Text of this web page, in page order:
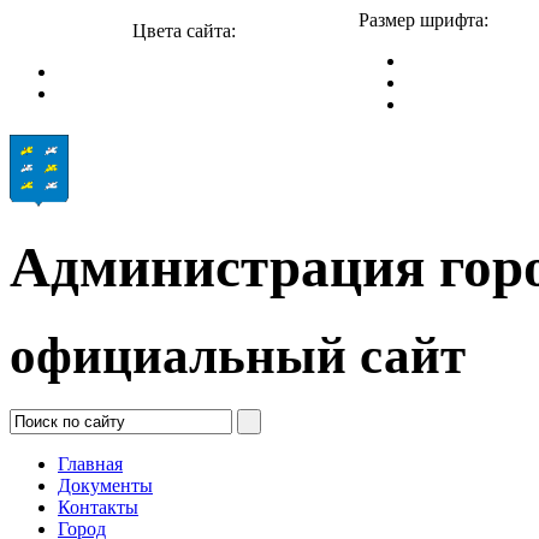
Цвета сайта:
Размер шрифта:
Администрация
официальный сайт
Главная
Документы
Контакты
Город